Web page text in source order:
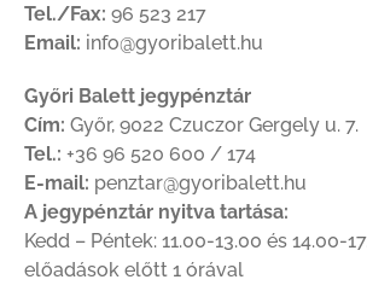
Tel./Fax: 96 523 217
Email: info@gyoribalett.hu
Győri Balett jegypénztár
Cím: Győr, 9022 Czuczor Gergely u. 7.
Tel.: +36 96 520 600 / 174
E-mail: penztar@gyoribalett.hu
A jegypénztár nyitva tartása:
Kedd – Péntek: 11.00-13.00 és 14.00-
előadások előtt 1 órával